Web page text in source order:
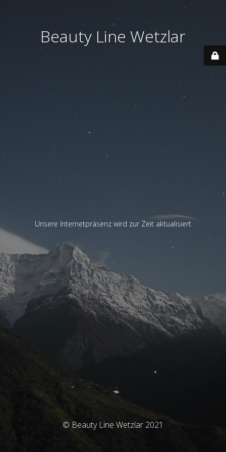
Beauty Line Wetzlar
Unsere Internetpräsenz wird zur Zeit aktualisiert
© Beauty Line Wetzlar 2021